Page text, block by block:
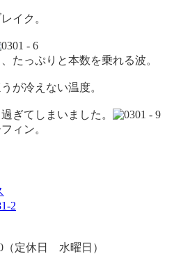
イク。
たっぷりと本数を乗れる波。
が冷えない温度。
ぎてしまいました。
ィン。
2
（定休日 水曜日）